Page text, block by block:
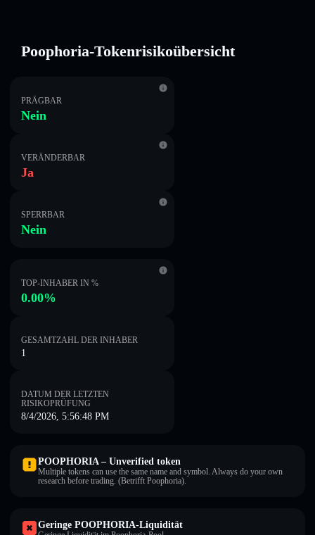
Poophoria-Tokenrisikoübersicht
PRÄGBAR
Nein
VERÄNDERBAR
Ja
SPERRBAR
Nein
TOP-INHABER IN %
0.00%
GESAMTZAHL DER INHABER
1
DATUM DER LETZTEN
RISIKOPRÜFUNG
8/4/2026, 5:56:48 PM
POOPHORIA – Unverified token
Multiple tokens can use the same name and symbol. Always do your own
research before trading. (Betrifft Poophoria).
Geringe POOPHORIA-Liquidität